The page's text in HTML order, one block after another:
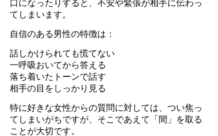
口になったりすると、不安や緊張が相手に伝わっ
てしまいます。
自信のある男性の特徴は：
話しかけられても慌てない
一呼吸おいてから答える
落ち着いたトーンで話す
相手の目をしっかり見る
特に好きな女性からの質問に対しては、つい焦っ
てしまいがちですが、そこであえて「間」を取る
ことが大切です。